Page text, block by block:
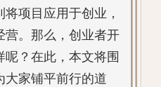
项目应用于创业，
营。那么，创业者开
？在此，本文将围
大家铺平前行的道